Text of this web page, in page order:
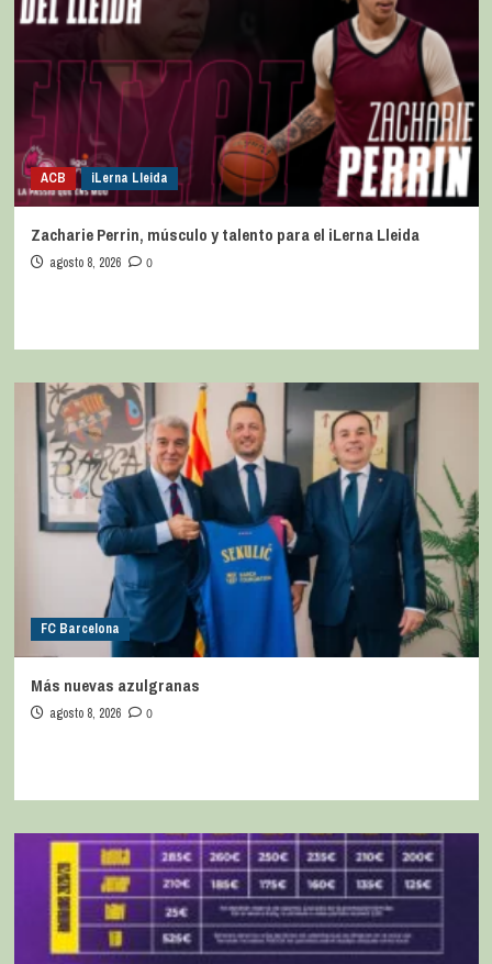
ACB iLerna Lleida
Zacharie Perrin, músculo y talento para el iLerna Lleida
agosto 8, 2026 0
FC Barcelona
Más nuevas azulgranas
agosto 8, 2026 0